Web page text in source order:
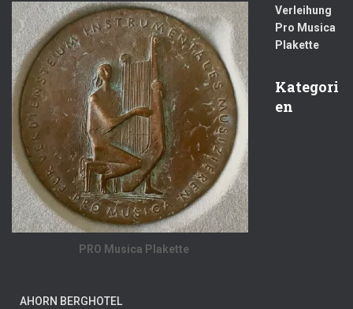
PRO Musica Plakette
Verleihung
Pro Musica
Plakette
Kategori
en
AHORN BERGHOTEL